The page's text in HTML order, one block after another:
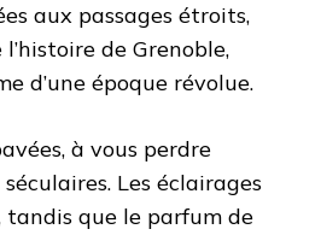
aux passages étroits,
de Grenoble,
d’une époque révolue.
à vous perdre
Les éclairages
que le parfum de